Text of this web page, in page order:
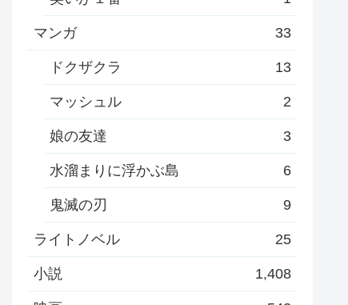
マンガ 33
ドクザクラ 13
マッシュル 2
娘の友達 3
水溜まりに浮かぶ島 6
鬼滅の刃 9
ライトノベル 25
小説 1,408